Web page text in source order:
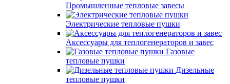
Промышленные тепловые завесы
Электрические тепловые пушки
Аксессуары для теплогенераторов и завес
Газовые
тепловые пушки
Дизельные
тепловые пушки